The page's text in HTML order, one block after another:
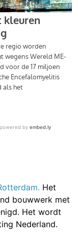
Het
bouwwerk met
Het wordt
Nederland.